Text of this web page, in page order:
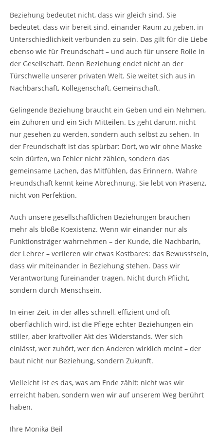
Beziehung bedeutet nicht, dass wir gleich sind. Sie
bedeutet, dass wir bereit sind, einander Raum zu geben, in
Unterschiedlichkeit verbunden zu sein. Das gilt für die Liebe
ebenso wie für Freundschaft – und auch für unsere Rolle in
der Gesellschaft. Denn Beziehung endet nicht an der
Türschwelle unserer privaten Welt. Sie weitet sich aus in
Nachbarschaft, Kollegenschaft, Gemeinschaft.
Gelingende Beziehung braucht ein Geben und ein Nehmen,
ein Zuhören und ein Sich-Mitteilen. Es geht darum, nicht
nur gesehen zu werden, sondern auch selbst zu sehen. In
der Freundschaft ist das spürbar: Dort, wo wir ohne Maske
sein dürfen, wo Fehler nicht zählen, sondern das
gemeinsame Lachen, das Mitfühlen, das Erinnern. Wahre
Freundschaft kennt keine Abrechnung. Sie lebt von Präsenz,
nicht von Perfektion.
Auch unsere gesellschaftlichen Beziehungen brauchen
mehr als bloße Koexistenz. Wenn wir einander nur als
Funktionsträger wahrnehmen – der Kunde, die Nachbarin,
der Lehrer – verlieren wir etwas Kostbares: das Bewusstsein,
dass wir miteinander in Beziehung stehen. Dass wir
Verantwortung füreinander tragen. Nicht durch Pflicht,
sondern durch Menschsein.
In einer Zeit, in der alles schnell, effizient und oft
oberflächlich wird, ist die Pflege echter Beziehungen ein
stiller, aber kraftvoller Akt des Widerstands. Wer sich
einlässt, wer zuhört, wer den Anderen wirklich meint – der
baut nicht nur Beziehung, sondern Zukunft.
Vielleicht ist es das, was am Ende zählt: nicht was wir
erreicht haben, sondern wen wir auf unserem Weg berührt
haben.
Ihre Monika Beil